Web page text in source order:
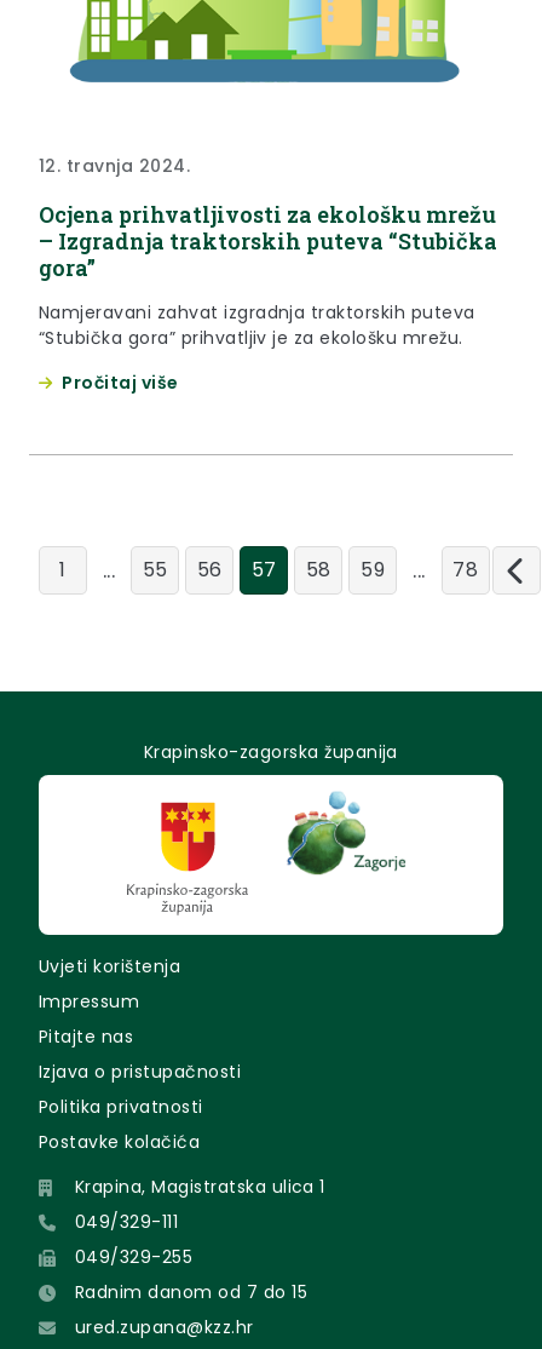
12. travnja 2024.
Ocjena prihvatljivosti za ekološku mrežu
– Izgradnja traktorskih puteva “Stubička
gora”
Namjeravani zahvat izgradnja traktorskih puteva
“Stubička gora” prihvatljiv je za ekološku mrežu.
Pročitaj više
1 ... 55 56 57 58 59 ... 78
Krapinsko-zagorska županija
Uvjeti korištenja
Impressum
Pitajte nas
Izjava o pristupačnosti
Politika privatnosti
Postavke kolačića
Krapina, Magistratska ulica 1
049/329-111
049/329-255
Radnim danom od 7 do 15
ured.zupana@kzz.hr